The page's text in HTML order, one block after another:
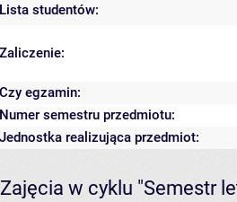
Lista studentów:
Zaliczenie:
Czy egzamin:
Numer semestru przedmiotu:
Jednostka realizująca przedmiot:
Zajęcia w cyklu "Semestr